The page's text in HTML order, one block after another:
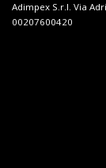
Adimpex S.r.l. Via
00207600420